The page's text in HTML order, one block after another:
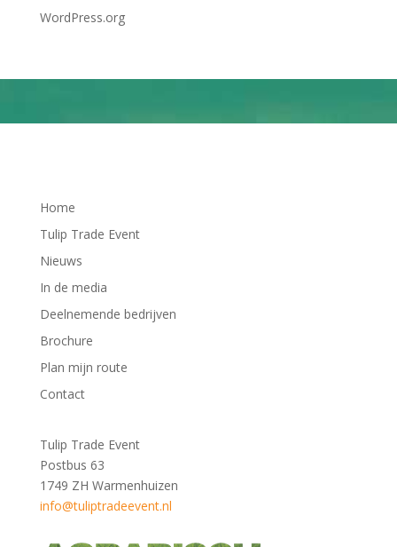
WordPress.org
Home
Tulip Trade Event
Nieuws
In de media
Deelnemende bedrijven
Brochure
Plan mijn route
Contact
Tulip Trade Event
Postbus 63
1749 ZH Warmenhuizen
info@tuliptradeevent.nl